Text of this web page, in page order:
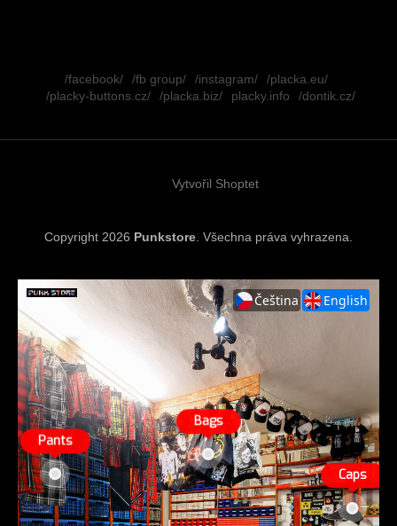
/facebook/ /fb group/ /instagram/
/placka.eu/
/placky-buttons.cz/
/placka.biz/ placky.info /dontik.cz/
Vytvořil Shoptet
Copyright 2026 Punkstore . Všechna práva vyhrazena.